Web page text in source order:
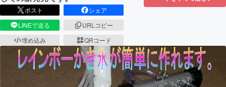
ポスト
シェア
LINEで送る
URLコピー
埋め込み
QRコード